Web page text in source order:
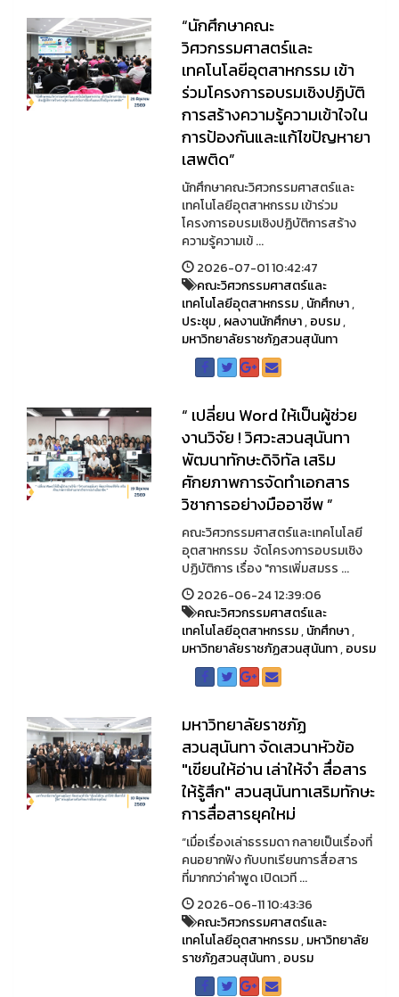
“นักศึกษาคณะ
วิศวกรรมศาสตร์และ
เทคโนโลยีอุตสาหกรรม เข้า
ร่วมโครงการอบรมเชิงปฏิบัติ
การสร้างความรู้ความเข้าใจใน
การป้องกันและแก้ไขปัญหายา
เสพติด”
นักศึกษาคณะวิศวกรรมศาสตร์และ
เทคโนโลยีอุตสาหกรรม เข้าร่วม
โครงการอบรมเชิงปฏิบัติการสร้าง
ความรู้ความเข้ ...
2026-07-01 10:42:47
คณะวิศวกรรมศาสตร์และ
เทคโนโลยีอุตสาหกรรม,นักศึกษา,
ประชุม,ผลงานนักศึกษา,อบรม,
มหาวิทยาลัยราชภัฏสวนสุนันทา
“ เปลี่ยน Word ให้เป็นผู้ช่วย
งานวิจัย ! วิศวะสวนสุนันทา
พัฒนาทักษะดิจิทัล เสริม
ศักยภาพการจัดทำเอกสาร
วิชาการอย่างมืออาชีพ ”
คณะวิศวกรรมศาสตร์และเทคโนโลยี
อุตสาหกรรม จัดโครงการอบรมเชิง
ปฏิบัติการ เรื่อง "การเพิ่มสมรร ...
2026-06-24 12:39:06
คณะวิศวกรรมศาสตร์และ
เทคโนโลยีอุตสาหกรรม,นักศึกษา,
มหาวิทยาลัยราชภัฏสวนสุนันทา,อบรม
มหาวิทยาลัยราชภัฏ
สวนสุนันทา จัดเสวนาหัวข้อ
"เขียนให้อ่าน เล่าให้จำ สื่อสาร
ให้รู้สึก" สวนสุนันทาเสริมทักษะ
การสื่อสารยุคใหม่
“เมื่อเรื่องเล่าธรรมดา กลายเป็นเรื่องที่
คนอยากฟัง กับบทเรียนการสื่อสาร
ที่มากกว่าคำพูด เปิดเวที ...
2026-06-11 10:43:36
คณะวิศวกรรมศาสตร์และ
เทคโนโลยีอุตสาหกรรม,มหาวิทยาลัย
ราชภัฏสวนสุนันทา,อบรม